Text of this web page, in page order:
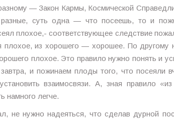
— Закон Кармы, Космической
разные, суть одна — что посеешь, то и
плохое,- соответствующее следствие
плохое, из хорошего — хорошее. По другому
плохое. Это правило нужно понять и
и пожинаем плоды того, что посеяли
взаимосвязи. А, зная правило
намного легче.
не нужно надеяться, что сделав дурной